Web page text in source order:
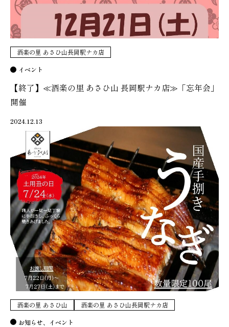
酒楽の里 あさひ山長岡駅ナカ店
イベント
【終了】≪酒楽の里 あさひ山 長岡駅ナカ店≫「忘年会」
開催
2024.12.13
酒楽の里 あさひ山
酒楽の里 あさひ山長岡駅ナカ店
お知らせ
イベント